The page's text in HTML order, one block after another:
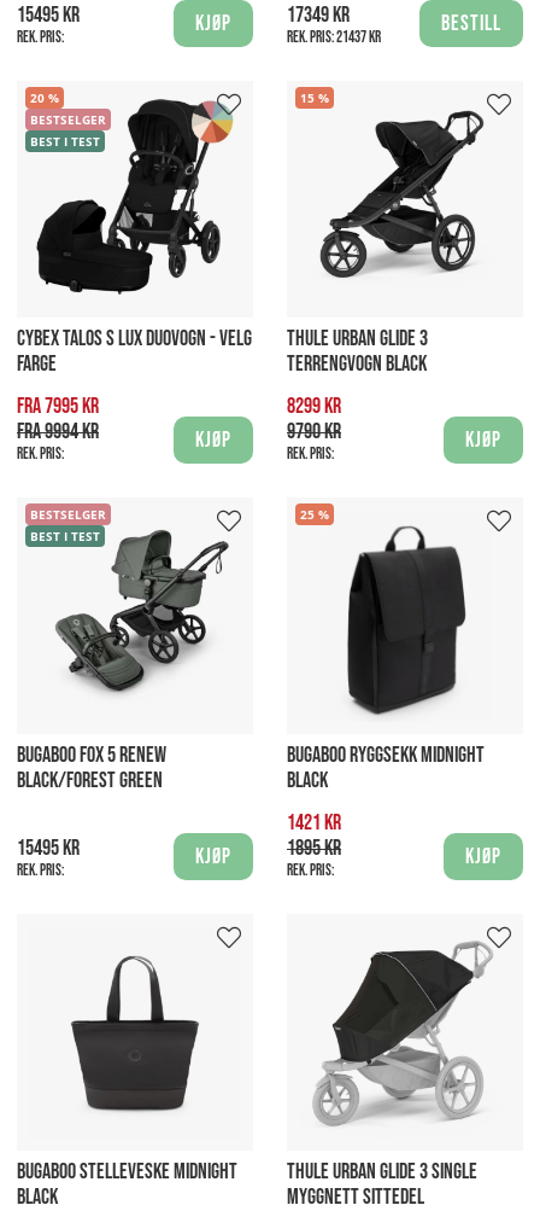
15495 kr
Rek. pris:
Kjøp
17349 kr
Rek. pris:21437 kr
Bestill
20
BESTSELGER
BEST I TEST
CYBEX TALOS S LUX DUOVOGN - VELG
FARGE
Fra 7995 kr
Fra 9994 kr
Rek. pris:
Kjøp
15
THULE URBAN GLIDE 3
TERRENGVOGN BLACK
8299 kr
9790 kr
Rek. pris:
Kjøp
BESTSELGER
BEST I TEST
BUGABOO FOX 5 RENEW
BLACK/FOREST GREEN
15495 kr
Rek. pris:
Kjøp
25
BUGABOO RYGGSEKK MIDNIGHT
BLACK
1421 kr
1895 kr
Rek. pris:
Kjøp
BUGABOO STELLEVESKE MIDNIGHT
BLACK
THULE URBAN GLIDE 3 SINGLE
MYGGNETT SITTEDEL